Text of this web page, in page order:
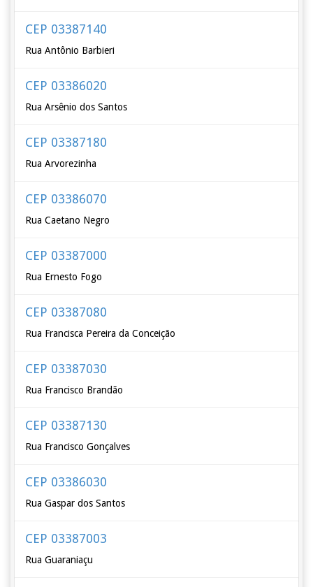
CEP 03387140
Rua Antônio Barbieri
CEP 03386020
Rua Arsênio dos Santos
CEP 03387180
Rua Arvorezinha
CEP 03386070
Rua Caetano Negro
CEP 03387000
Rua Ernesto Fogo
CEP 03387080
Rua Francisca Pereira da Conceição
CEP 03387030
Rua Francisco Brandão
CEP 03387130
Rua Francisco Gonçalves
CEP 03386030
Rua Gaspar dos Santos
CEP 03387003
Rua Guaraniaçu